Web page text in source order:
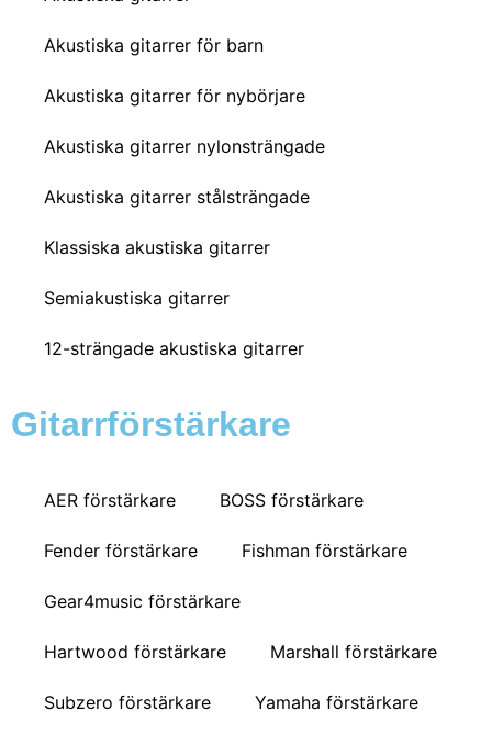
Akustiska gitarrer för barn
Akustiska gitarrer för nybörjare
Akustiska gitarrer nylonsträngade
Akustiska gitarrer stålsträngade
Klassiska akustiska gitarrer
Semiakustiska gitarrer
12-strängade akustiska gitarrer
Gitarrförstärkare
AER förstärkare BOSS förstärkare
Fender förstärkare Fishman förstärkare
Gear4music förstärkare
Hartwood förstärkare Marshall förstärkare
Subzero förstärkare Yamaha förstärkare